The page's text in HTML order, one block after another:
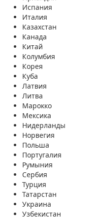
Испания
Италия
Казахстан
Канада
Китай
Колумбия
Корея
Куба
Латвия
Литва
Марокко
Мексика
Нидерланды
Норвегия
Польша
Португалия
Румыния
Сербия
Турция
Татарстан
Украина
Узбекистан